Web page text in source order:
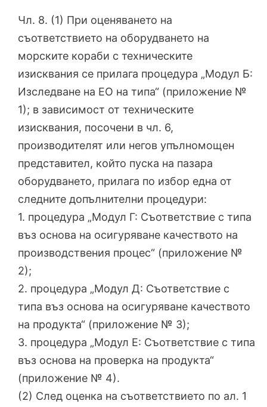
Чл. 8. (1) При оценяването на
съответствието на оборудването на
морските кораби с техническите
изисквания се прилага процедура „Модул Б:
Изследване на ЕО на типа“ (приложение №
1); в зависимост от техническите
изисквания, посочени в чл. 6,
производителят или негов упълномощен
представител, който пуска на пазара
оборудването, прилага по избор една от
следните допълнителни процедури:
1. процедура „Модул Г: Съответствие с типа
въз основа на осигуряване качеството на
производствения процес“ (приложение №
2);
2. процедура „Модул Д: Съответствие с
типа въз основа на осигуряване качеството
на продукта“ (приложение № 3);
3. процедура „Модул Е: Съответствие с типа
въз основа на проверка на продукта“
(приложение № 4).
(2) След оценка на съответствието по ал. 1